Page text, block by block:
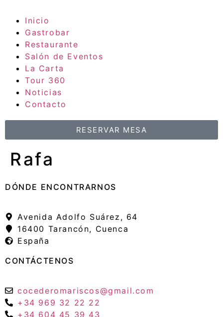
Inicio
Gastrobar
Restaurante
Salón de Eventos
La Carta
Tour 360
Noticias
Contacto
RESERVAR MESA
Rafa
DÓNDE ENCONTRARNOS
Avenida Adolfo Suárez, 64
16400 Tarancón, Cuenca
España
CONTÁCTENOS
cocederomariscos@gmail.com
+34 969 32 22 22
+34 604 45 39 43